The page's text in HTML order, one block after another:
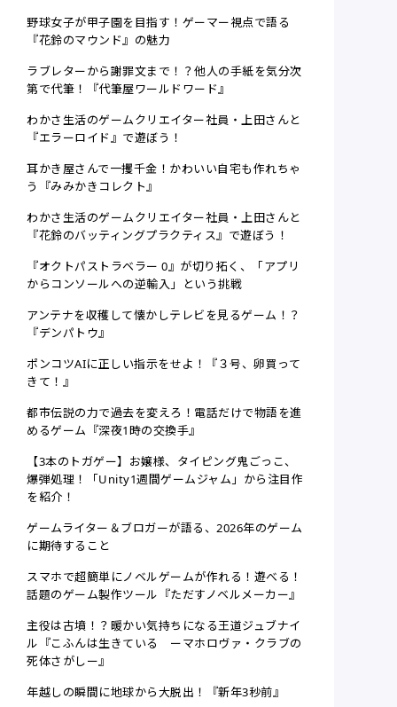
野球女子が甲子園を目指す！ゲーマー視点で語る
『花鈴のマウンド』の魅力
ラブレターから謝罪文まで！？他人の手紙を気分次
第で代筆！『代筆屋ワールドワード』
わかさ生活のゲームクリエイター社員・上田さんと
『エラーロイド』で遊ぼう！
耳かき屋さんで一攫千金！かわいい自宅も作れちゃ
う『みみかきコレクト』
わかさ生活のゲームクリエイター社員・上田さんと
『花鈴のバッティングプラクティス』で遊ぼう！
『オクトパストラベラー 0』が切り拓く、「アプリ
からコンソールへの逆輸入」という挑戦
アンテナを収穫して懐かしテレビを見るゲーム！？
『デンパトウ』
ポンコツAIに正しい指示をせよ！『３号、卵買って
きて！』
都市伝説の力で過去を変えろ！電話だけで物語を進
めるゲーム『深夜1時の交換手』
【3本のトガゲー】お嬢様、タイピング鬼ごっこ、
爆弾処理！「Unity1週間ゲームジャム」から注目作
を紹介！
ゲームライター＆ブロガーが語る、2026年のゲーム
に期待すること
スマホで超簡単にノベルゲームが作れる！遊べる！
話題のゲーム製作ツール『ただすノベルメーカー』
主役は古墳！？暖かい気持ちになる王道ジュブナイ
ル『こふんは生きている ーマホロヴァ・クラブの
死体さがしー』
年越しの瞬間に地球から大脱出！『新年3秒前』